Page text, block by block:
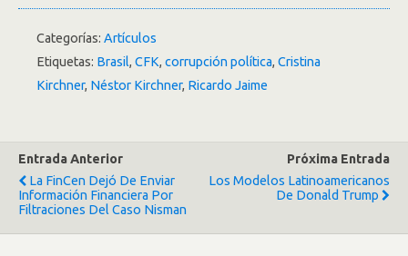
Categorías: Artículos
Etiquetas: Brasil, CFK, corrupción política, Cristina
Kirchner, Néstor Kirchner, Ricardo Jaime
Entrada Anterior
La FinCen Dejó De Enviar
Información Financiera Por
Filtraciones Del Caso Nisman
Próxima Entrada
Los Modelos Latinoamericanos
De Donald Trump